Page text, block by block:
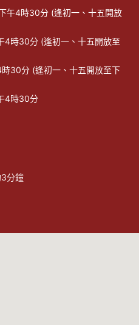
午4時30分 (逢初一、十五開放
4時30分 (逢初一、十五開放至
30分 (逢初一、十五開放至下
4時30分
分鐘